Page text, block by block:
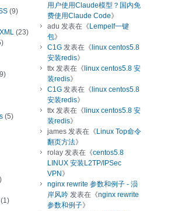
(9)
(23)
(5)
用户使用Claude模型？国内免
费使用Claude Code》
adu 发表在《 Lempelf一键
包》
C1G 发表在《 linux centos5.8
安装redis》
ttx 发表在《 linux centos5.8 安
装redis》
C1G 发表在《 linux centos5.8
安装redis》
ttx 发表在《 linux centos5.8 安
装redis》
james 发表在《 Linux Top命令
翻页方法》
rolay 发表在《centos5.8
LINUX 安装L2TP/IPSec
VPN 》
nginx rewrite 参数和例子 - 涢
岸风吟 发表在《nginx rewrite
参数和例子》